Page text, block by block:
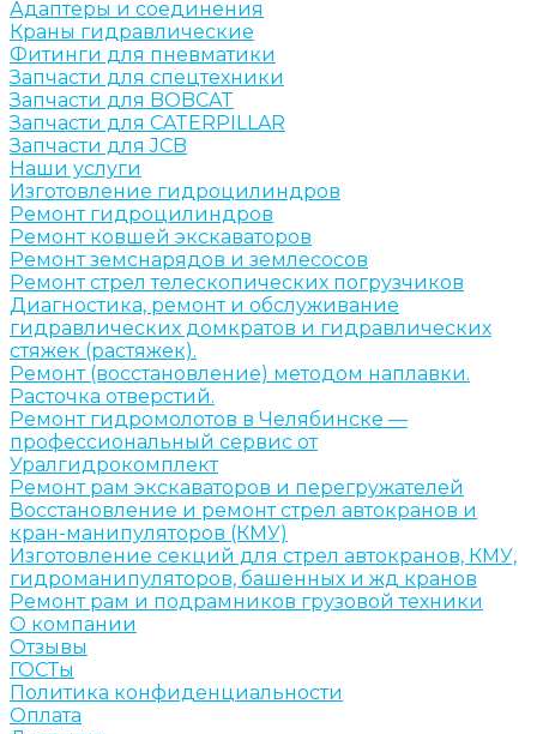
Адаптеры и соединения
Краны гидравлические
Фитинги для пневматики
Запчасти для спецтехники
Запчасти для BOBCAT
Запчасти для CATERPILLAR
Запчасти для JCB
Наши услуги
Изготовление гидроцилиндров
Ремонт гидроцилиндров
Ремонт ковшей экскаваторов
Ремонт земснарядов и землесосов
Ремонт стрел телескопических погрузчиков
Диагностика, ремонт и обслуживание
гидравлических домкратов и гидравлических
стяжек (растяжек).
Ремонт (восстановление) методом наплавки.
Расточка отверстий.
Ремонт гидромолотов в Челябинске —
профессиональный сервис от
Уралгидрокомплект
Ремонт рам экскаваторов и перегружателей
Восстановление и ремонт стрел автокранов и
кран-манипуляторов (КМУ)
Изготовление секций для стрел автокранов, КМУ,
гидроманипуляторов, башенных и жд кранов
Ремонт рам и подрамников грузовой техники
О компании
Отзывы
ГОСТы
Политика конфиденциальности
Оплата